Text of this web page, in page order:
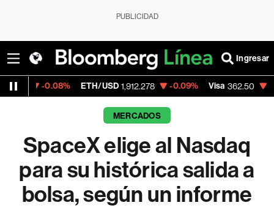
PUBLICIDAD
Ingresar
ETH/USD 1,912.278 -0.09% Visa 362.50 -2.15%
MERCADOS
SpaceX elige al Nasdaq
para su histórica salida a
bolsa, según un informe